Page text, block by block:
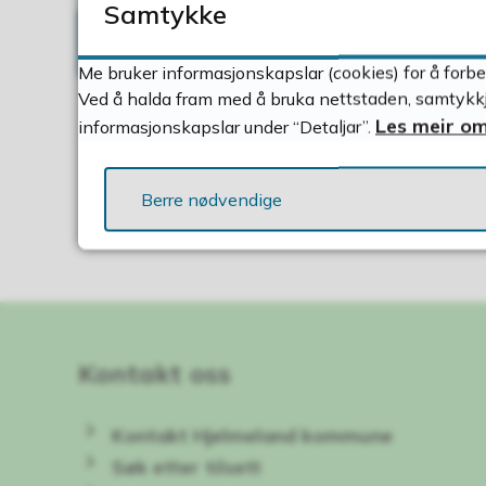
Kontakt oss
Kontakt Hjelmeland kommune
Søk etter tilsett
Samtykke
Me bruker informasjonskapslar (cookies) for å
Ved å halda fram med å bruka nettstaden,
informasjonskapslar under “Detaljar”. Les meir
Berre nødvendige